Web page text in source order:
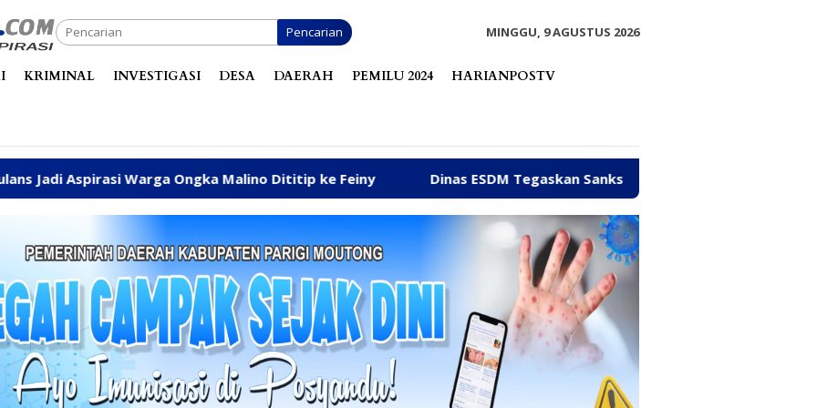
Pencarian MINGGU, 9 AGUSTUS 2026
KRIMINAL INVESTIGASI DESA DAERAH PEMILU 2024 HARIANPOSTV
Warga Ongka Malino Dititip ke Feiny Dinas ESDM Tegaskan Sanksi CV BBN Belum Dicabut, Masih Beroperasi